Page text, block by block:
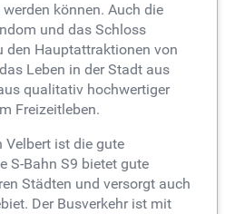
können. Auch die
und das Schloss
den Hauptattraktionen von
Leben in der Stadt aus
qualitativ hochwertiger
Freizeitleben.
Velbert ist die gute
S-Bahn S9 bietet gute
Städten und versorgt auch
Der Busverkehr ist mit